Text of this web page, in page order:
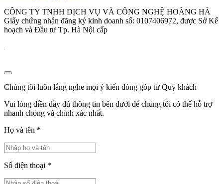
CÔNG TY TNHH DỊCH VỤ VÀ CÔNG NGHỆ HOÀNG HÀ
Giấy chứng nhận đăng ký kinh doanh số: 0107406972, được Sở Kế
hoạch và Đầu tư Tp. Hà Nội cấp
Chúng tôi luôn lắng nghe mọi ý kiến đóng góp từ Quý khách
Vui lòng điền đầy đủ thông tin bên dưới để chúng tôi có thể hỗ trợ
nhanh chóng và chính xác nhất.
Họ và tên *
Số điện thoại *